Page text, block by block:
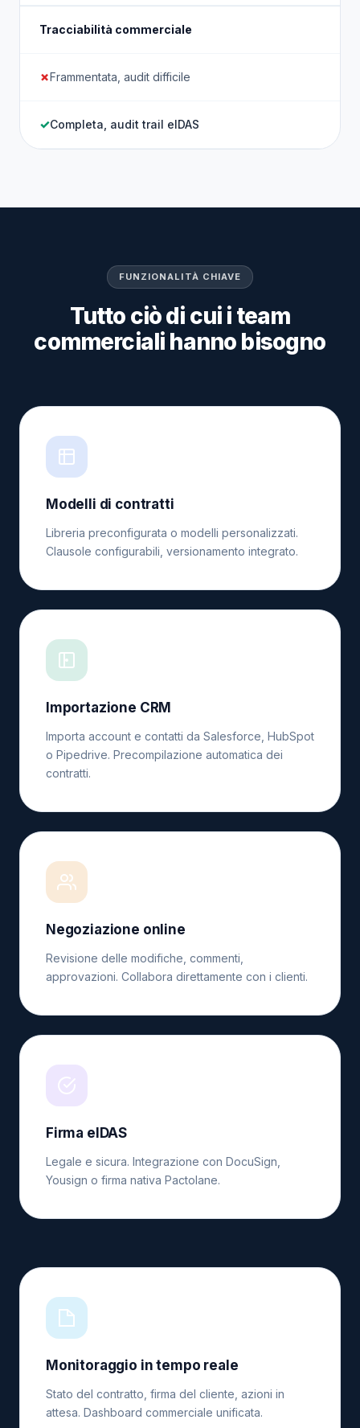
Tracciabilità commerciale
Frammentata, audit difficile
Completa, audit trail eIDAS
FUNZIONALITÀ CHIAVE
Tutto ciò di cui i team
commerciali hanno bisogno
Modelli di contratti
Libreria preconfigurata o modelli personalizzati.
Clausole configurabili, versionamento integrato.
Importazione CRM
Importa account e contatti da Salesforce, HubSpot
o Pipedrive. Precompilazione automatica dei
contratti.
Negoziazione online
Revisione delle modifiche, commenti,
approvazioni. Collabora direttamente con i clienti.
Firma eIDAS
Legale e sicura. Integrazione con DocuSign,
Yousign o firma nativa Pactolane.
Monitoraggio in tempo reale
Stato del contratto, firma del cliente, azioni in
attesa. Dashboard commerciale unificata.